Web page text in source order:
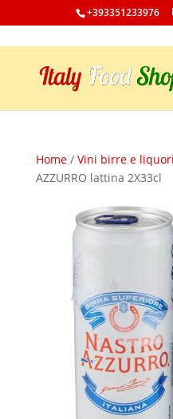
+393351233976
Home/ Vini birre e liquori
AZZURRO lattina 2X33cl